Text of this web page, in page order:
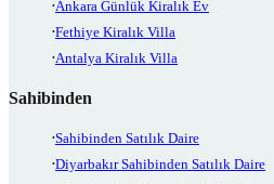
Ankara Günlük Kiralık Ev
Fethiye Kiralık Villa
Antalya Kiralık Villa
Sahibinden
Sahibinden Satılık Daire
Diyarbakır Sahibinden Satılık Daire